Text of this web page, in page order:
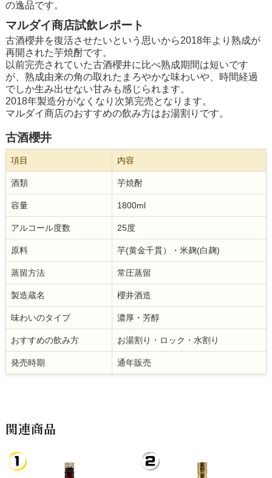
の逸品です。
マルダイ商店試飲レポート
古酒櫻井を復活させたいという思いから2018年より熟成が
再開された芋焼酎です。
以前完売されていた古酒櫻井に比べ熟成期間は短いです
が、熟成由来の角の取れたまろやかな味わいや、時間経過
でしか生み出せない甘みも感じられます。
2018年製造分がなくなり次第完売となります。
マルダイ商店のおすすめの飲み方はお湯割りです。
古酒櫻井
項目 内容
酒類 芋焼酎
容量 1800ml
アルコール度数 25度
原料 芋(黄金千貫）・米麹(白麹)
蒸留方法 常圧蒸留
製造蔵名 櫻井酒造
味わいのタイプ 濃厚・芳醇
おすすめの飲み方 お湯割り・ロック・水割り
発売時期 通年販売
関連商品